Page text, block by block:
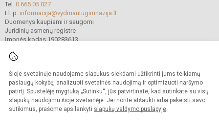
Šioje svetainėje naudojame slapukus siekdami užtikrinti jums teikiamų
paslaugų kokybę, analizuoti svetainės naudojimą ir optimizuoti naršymo
patirtį. Spustelėję mygtuką „Sutinku“, jūs patvirtinate, kad sutinkate su visų
slapukų naudojimu šioje svetainėje. Jei norite atšaukti arba pakeisti savo
sutikimus, prašome apsilankyti slapukų valdymo puslapyje.
Tel. 0 665 05 027
El. p. informacija@vydmantugimnazija.lt
Duomenys kaupiami ir saugomi
Juridinių asmenų registre
Įmonės kodas 190283613
© 2021. Kretingos r. Vydmantų gimnazija. Visos teisės saugomos.
Kopijuoti turinį be raštiško gimnazijos sutikimo griežtai draudžiama.
Versija neįgaliesiems Slapukų valdymas
Sumanus būdas atnaujinti